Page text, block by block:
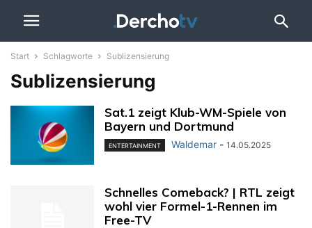
Start Schlagworte Sublizensierung
Sublizensierung
Sat.1 zeigt Klub-WM-Spiele von
Bayern und Dortmund
ENTERTAINMENT Waldemar - 14.05.2025
Schnelles Comeback? | RTL zeigt
wohl vier Formel-1-Rennen im
Free-TV